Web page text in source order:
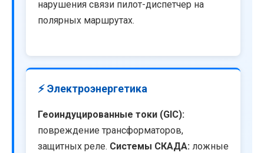
нарушения связи пилот-диспетчер на
полярных маршрутах.
⚡ Электроэнергетика
Геоиндуцированные токи (GIC):
повреждение трансформаторов,
защитных реле. Системы СКАДА: ложные